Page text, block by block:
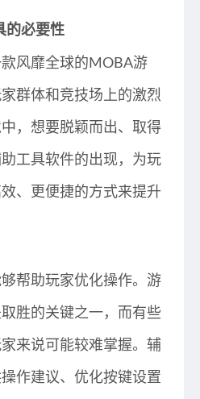
的必要性
风靡全球的MOBA游
群体和竞技场上的激烈
，想要脱颖而出、取得
工具软件的出现，为玩
、更便捷的方式来提升
帮助玩家优化操作。游
胜的关键之一，而有些
来说可能较难掌握。辅
作建议、优化按键设置